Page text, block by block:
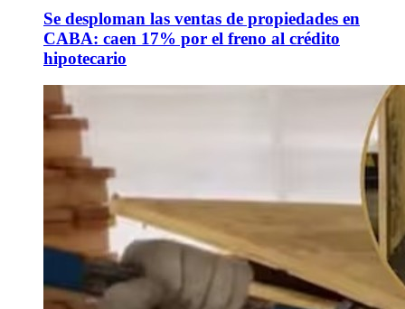
Se desploman las ventas de propiedades en
CABA: caen 17% por el freno al crédito
hipotecario